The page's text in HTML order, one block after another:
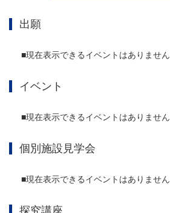
出願
■現在表示できるイベントはありません
イベント
■現在表示できるイベントはありません
個別施設見学会
■現在表示できるイベントはありません
探究講座